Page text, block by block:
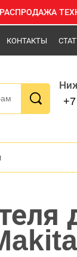
РАСПРОДАЖА
КОНТАКТЫ